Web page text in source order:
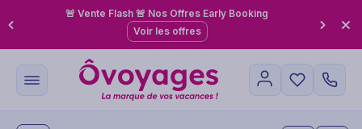
🚨 Vente Flash 🚨 Nos Offres Early Booking
Voir les offres